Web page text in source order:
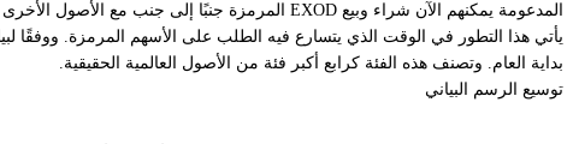
المدعومة يمكنهم الآن شراء وبيع EXOD المرمزة جنبًا إلى جنب مع الأصول الأخرى داخل تطبيق المحفظة.
بداية العام. وتصنف هذه الفئة كرابع أكبر فئة من الأصول العالمية الحقيقية.
توسيع الرسم البياني